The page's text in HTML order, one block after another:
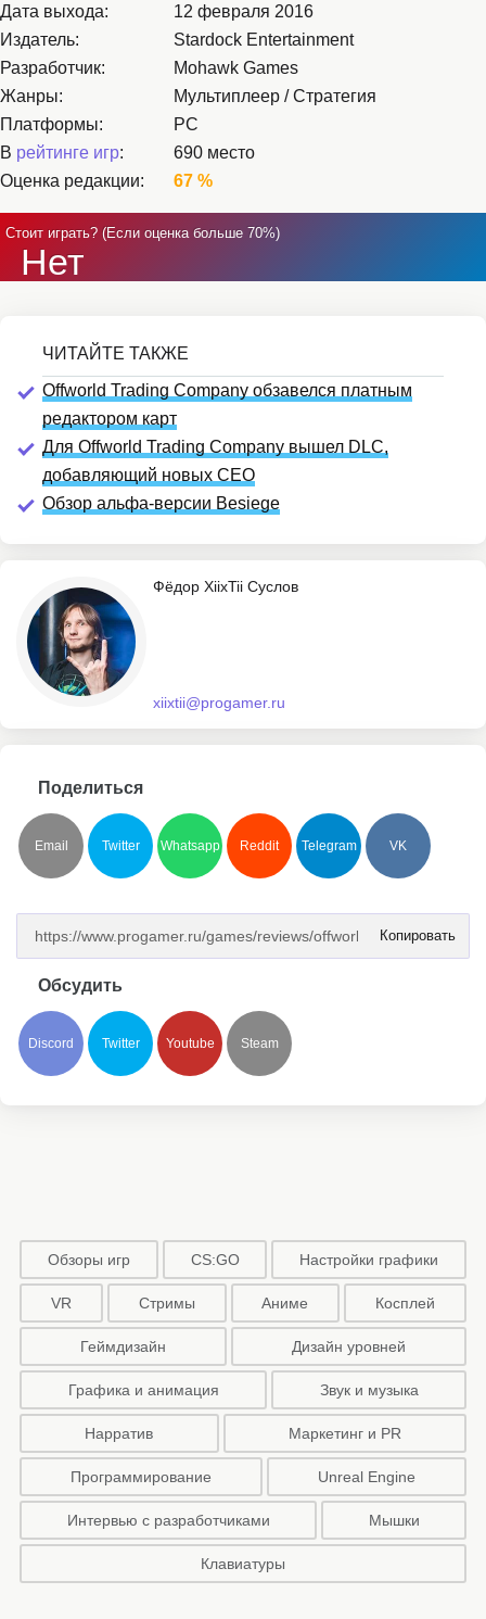
Дата выхода:
12 февраля 2016
Издатель:
Stardock Entertainment
Разработчик:
Mohawk Games
Жанры:
Мультиплеер / Стратегия
Платформы:
PC
В рейтинге игр:
690 место
Оценка редакции:
67 %
Стоит играть? (Если оценка больше 70%)
Нет
Offworld Trading Company обзавелся платным
редактором карт
Для Offworld Trading Company вышел DLC,
добавляющий новых CEO
Обзор альфа-версии Besiege
Фёдор XiixTii Суслов
xiixtii@progamer.ru
Поделиться
Email Twitter Whatsapp Reddit Telegram VK
Копировать
Обсудить
Discord Twitter Youtube Steam
Обзоры игр CS:GO Настройки графики
VR Стримы Аниме Косплей
Геймдизайн Дизайн уровней
Графика и анимация Звук и музыка
Нарратив Маркетинг и PR
Программирование Unreal Engine
Интервью с разработчиками Мышки
Клавиатуры